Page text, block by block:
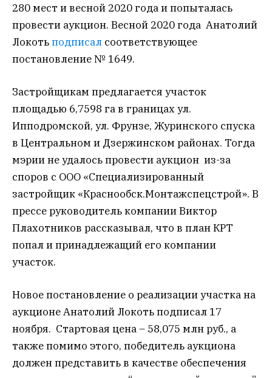
280 мест и весной 2020 года и попыталась
провести аукцион. Весной 2020 года Анатолий
Локотьподписал соответствующее
постановление № 1649.
Застройщикам предлагается участок
площадью 6,7598 га в границах ул.
Ипподромской, ул. Фрунзе, Журинского спуска
в Центральном и Дзержинском районах. Тогда
мэрии не удалось провести аукцион из-за
споров с ООО «Специализированный
застройщик «Краснообск.Монтажспецстрой». В
прессе руководитель компании Виктор
Плахотников рассказывал, что в план КРТ
попал и принадлежащий его компании
участок.
Новое постановление о реализации участка на
аукционе Анатолий Локоть подписал 17
ноября. Стартовая цена – 58,075 млн руб., а
также помимо этого, победитель аукциона
должен представить в качестве обеспечения